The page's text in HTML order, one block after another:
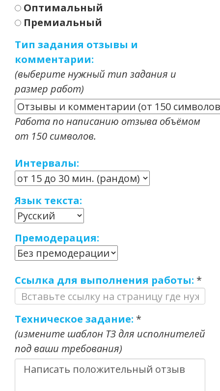
Оптимальный
Премиальный
Тип задания отзывы и
комментарии:
(выберите нужный тип задания и
размер работ)
Работа по написанию отзыва объёмом
от 150 символов.
Интервалы:
Язык текста:
Премодерация:
Ссылка для выполнения работы: *
Техническое задание: *
(измените шаблон ТЗ для исполнителей
под ваши требования)